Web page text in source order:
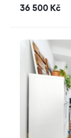
cena
36 500 Kč